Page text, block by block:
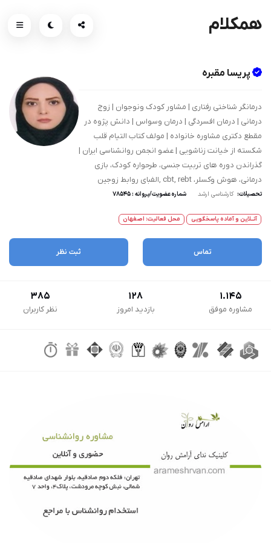
همکلام
پریسا مقبره
درمانگر شناختی رفتاری | مشاور کودک ونوجوان | زوج
درمانی | درمان افسردگی | درمان وسواس | دانش پژوه در
مقطع دکتری مشاوره خانواده | مولف کتاب التیام قلب
شکسته از خیانت زناشویی | عضو انجمن روانشناسی ایران |
گذراندن دوره های تربیت جنسی، طرحواره کودک، بازی
درمانی، هوش وکسلر، cbt, rebt ,الفبای روابط زوجین
تحصیلات: کارشناسی ارشد شماره عضویت/پروانه : ۷۸۵۴۵
آنــلاین و آماده پاسخگویی محل فعالیت: اصفهان
تماس ثبت نظر
1.145
مشاوره موفق
128
بازدید امروز
385
نظر کاربران